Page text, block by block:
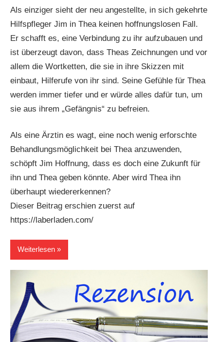
Als einziger sieht der neu angestellte, in sich gekehrte
Hilfspfleger Jim in Thea keinen hoffnungslosen Fall.
Er schafft es, eine Verbindung zu ihr aufzubauen und
ist überzeugt davon, dass Theas Zeichnungen und vor
allem die Wortketten, die sie in ihre Skizzen mit
einbaut, Hilferufe von ihr sind. Seine Gefühle für Thea
werden immer tiefer und er würde alles dafür tun, um
sie aus ihrem „Gefängnis“ zu befreien.
Als eine Ärztin es wagt, eine noch wenig erforschte
Behandlungsmöglichkeit bei Thea anzuwenden,
schöpft Jim Hoffnung, dass es doch eine Zukunft für
ihn und Thea geben könnte. Aber wird Thea ihn
überhaupt wiedererkennen?
Dieser Beitrag erschien zuerst auf
https://laberladen.com/
Weiterlesen